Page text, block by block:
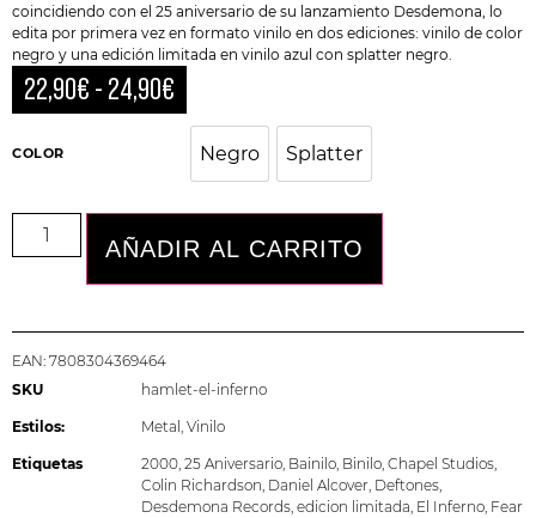
coincidiendo con el 25 aniversario de su lanzamiento Desdemona, lo
edita por primera vez en formato vinilo en dos ediciones: vinilo de color
negro y una edición limitada en vinilo azul con splatter negro.
22,90€ - 24,90€
COLOR Negro
Negro Splatter
Splatter
AÑADIR AL CARRITO
EAN: 7808304369464
SKU
hamlet-el-inferno
Estilos: Metal , Vinilo
Etiquetas 2000, 25 Aniversario, Bainilo, Binilo, Chapel Studios,
Colin Richardson, Daniel Alcover, Deftones,
Desdemona Records, edicion limitada, El Inferno, Fear